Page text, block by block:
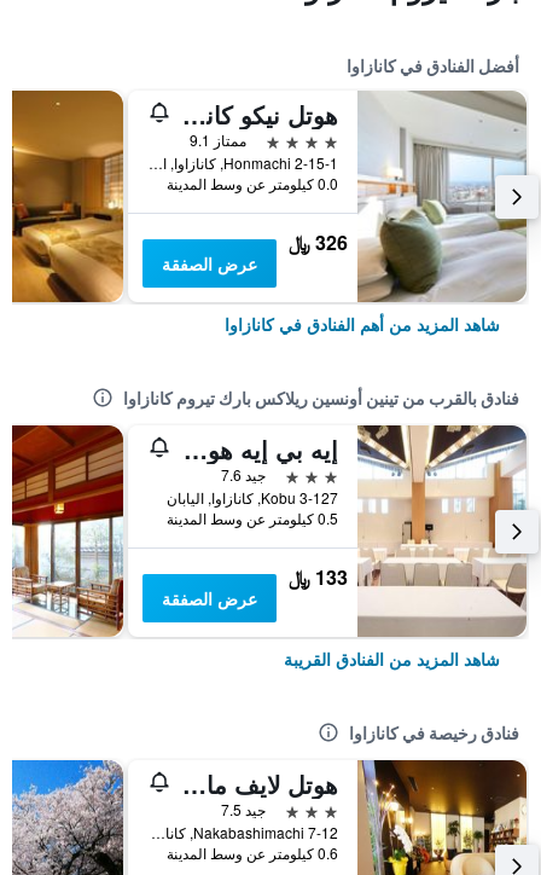
أفضل الفنادق في كانازاوا
هوتل نيكو كانازاوا
4 نجوم
ممتاز 9.1
2-15-1 Honmachi, كانازاوا, اليابان
0.0 كيلومتر عن وسط المدينة
326 ﷼
عرض الصفقة
شاهد المزيد من أهم الفنادق في كانازاوا
فنادق بالقرب من تينين أونسين ريلاكس بارك تيروم كانازاوا
إيه بي إيه هوتل كانازاوا نيشي
3 نجوم
جيد 7.6
3-127 Kobu, كانازاوا, اليابان
0.5 كيلومتر عن وسط المدينة
133 ﷼
عرض الصفقة
شاهد المزيد من الفنادق القريبة
فنادق رخيصة في كانازاوا
هوتل لايف ماكس كانازاوا إكيماي
3 نجوم
جيد 7.5
7-12 Nakabashimachi, كانازاوا, اليابان
0.6 كيلومتر عن وسط المدينة